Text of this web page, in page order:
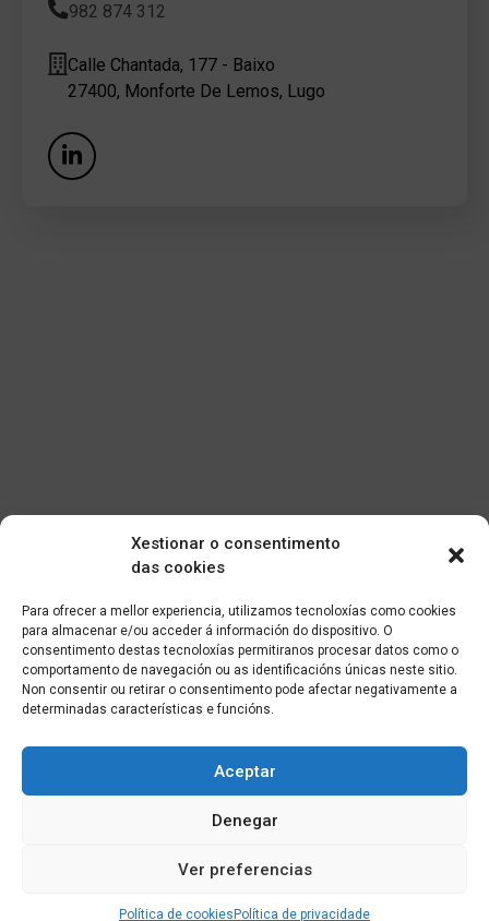
Xestionar o consentimento
das cookies
Para ofrecer a mellor experiencia, utilizamos tecnoloxías como cookies
para almacenar e/ou acceder á información do dispositivo. O
consentimento destas tecnoloxías permitiranos procesar datos como o
comportamento de navegación ou as identificacións únicas neste sitio.
Non consentir ou retirar o consentimento pode afectar negativamente a
determinadas características e funcións.
Aceptar
Denegar
Ver preferencias
Política de cookies Política de privacidade
982 874 312
Calle Chantada, 177 - Baixo
27400, Monforte De Lemos, Lugo